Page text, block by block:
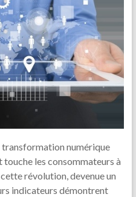
transformation numérique
les consommateurs à
révolution, devenue un
indicateurs démontrent